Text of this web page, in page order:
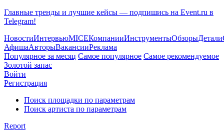
Главные тренды и лучшие кейсы — подпишись на Event.ru в
Telegram!
НовостиИнтервьюMICEКомпанииИнструментыОбзорыДетали
АфишаАвторыВакансииРеклама
Популярное за месяц Самое популярное Самое рекомендуемое
Золотой запас
Войти
Регистрация
Поиск площадки по параметрам
Поиск артиста по параметрам
Report